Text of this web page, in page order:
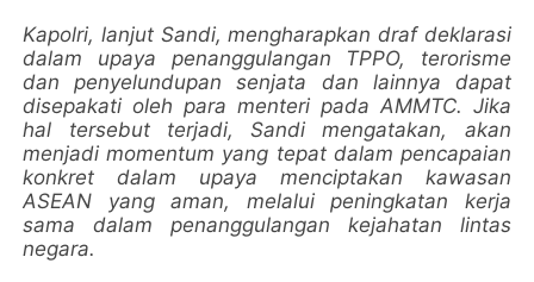
Kapolri, lanjut Sandi, mengharapkan draf deklarasi
dalam upaya penanggulangan TPPO, terorisme
dan penyelundupan senjata dan lainnya dapat
disepakati oleh para menteri pada AMMTC. Jika
hal tersebut terjadi, Sandi mengatakan, akan
menjadi momentum yang tepat dalam pencapaian
konkret dalam upaya menciptakan kawasan
ASEAN yang aman, melalui peningkatan kerja
sama dalam penanggulangan kejahatan lintas
negara.